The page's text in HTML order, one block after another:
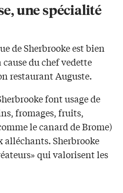
une spécialité
de Sherbrooke est bien
du chef vedette
restaurant Auguste.
font usage de
fromages, fruits,
le canard de Brome)
Sherbrooke
qui valorisent les